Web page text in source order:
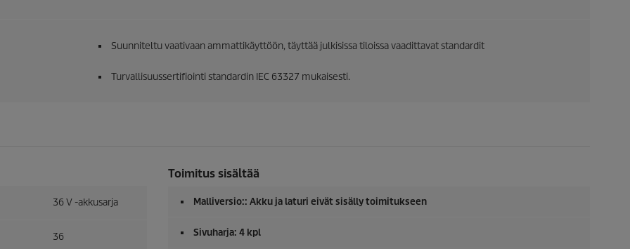
Suunniteltu vaativaan ammattikäyttöön, täyttää julkisissa tiloissa vaadittavat standardit
Turvallisuussertifiointi standardin IEC 63327 mukaisesti.
36 V -akkusarja
36
Toimitus sisältää
Malliversio:: Akku ja laturi eivät sisälly toimitukseen
Sivuharja: 4 kpl